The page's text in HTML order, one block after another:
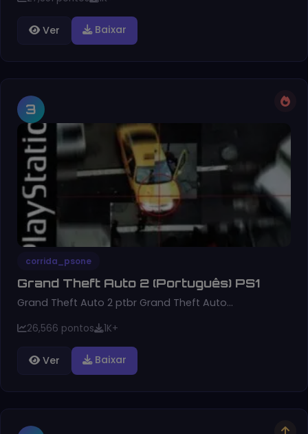
Ver Baixar
3
corrida_psone
Grand Theft Auto 2 (Português) PS1
Grand Theft Auto 2 ptbr Grand Theft Auto…
26,566 pontos 1K+
Ver Baixar